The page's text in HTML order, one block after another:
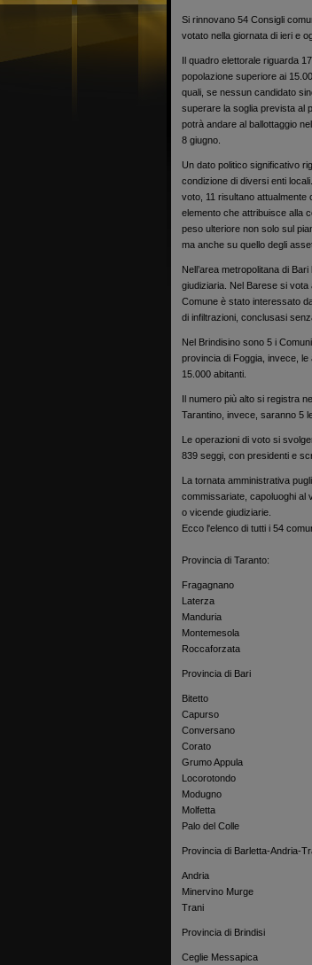
Si rinnovano 54 Consigli
votato nella giornata di ieri e
Il quadro elettorale riguarda
popolazione superiore ai
quali, se nessun candidato
superare la soglia prevista al
potrà andare al ballottaggio
8 giugno.
Un dato politico significativo
condizione di diversi enti
voto, 11 risultano attualmente
elemento che attribuisce alla
peso ulteriore non solo sul
ma anche su quello degli
Nell’area metropolitana di
giudiziaria. Nel Barese si
Comune è stato interessato
di infiltrazioni, conclusasi
Nel Brindisino sono 5 i
provincia di Foggia, invece,
15.000 abitanti.
Il numero più alto si registra
Tarantino, invece, saranno 5
Le operazioni di voto si
839 seggi, con presidenti e
La tornata amministrativa
commissariate, capoluoghi al
o vicende giudiziarie.
Ecco l'elenco di tutti i 54
Provincia di Taranto:
Fragagnano
Laterza
Manduria
Montemesola
Roccaforzata
Provincia di Bari
Bitetto
Capurso
Conversano
Corato
Grumo Appula
Locorotondo
Modugno
Molfetta
Palo del Colle
Provincia di Barletta-Andria-
Andria
Minervino Murge
Trani
Provincia di Brindisi
Ceglie Messapica